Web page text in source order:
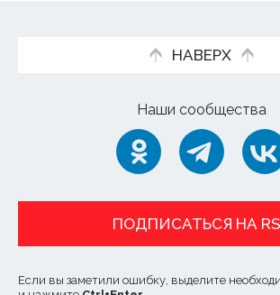
НАВЕРХ
Наши сообщества
ПОДПИСАТЬСЯ НА
Если вы заметили ошибку, выделите